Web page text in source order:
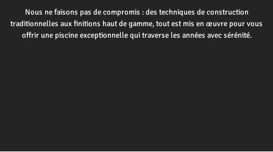
Nous ne faisons pas de compromis : des techniques de construction
traditionnelles aux finitions haut de gamme, tout est mis en œuvre pour vous
offrir une piscine exceptionnelle qui traverse les années avec sérénité.